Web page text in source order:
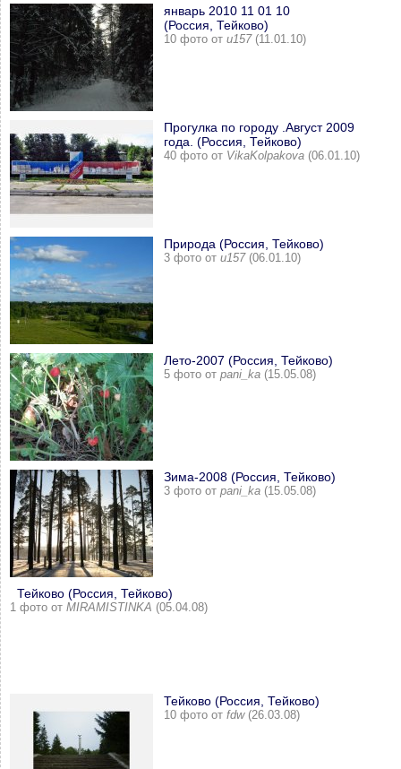
январь 2010 11 01 10
(Россия, Тейково)
10 фото от u157(11.01.10)
Прогулка по городу .Август 2009
года. (Россия, Тейково)
40 фото от VikaKolpakova (06.01.10)
Природа (Россия, Тейково)
3 фото от u157(06.01.10)
Лето-2007 (Россия, Тейково)
5 фото от pani_ka (15.05.08)
Зима-2008 (Россия, Тейково)
3 фото от pani_ka (15.05.08)
Тейково (Россия, Тейково)
1 фото от MIRAMISTINKA (05.04.08)
Тейково (Россия, Тейково)
10 фото от fdw(26.03.08)